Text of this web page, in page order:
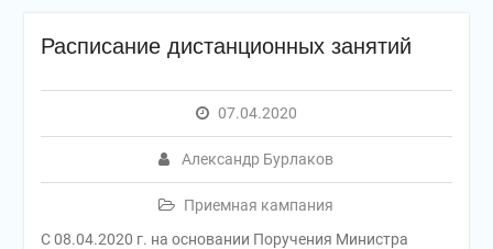
Расписание дистанционных занятий
07.04.2020
Александр Бурлаков
Приемная кампания
С 08.04.2020 г. на основании Поручения Министра